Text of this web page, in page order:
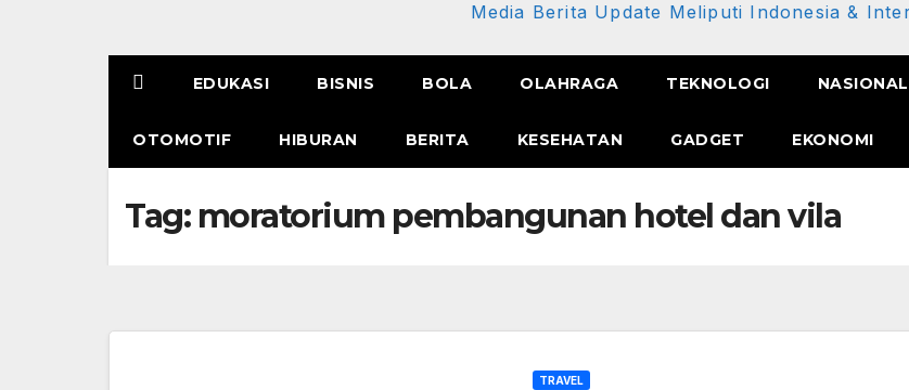
Media Berita Update Meliputi Indonesia &
EDUKASI BISNIS BOLA OLAHRAGA TEKNOLOGI NASIONAL
OTOMOTIF HIBURAN BERITA KESEHATAN GADGET EKONOMI
Tag: moratorium pembangunan hotel dan vila
TRAVEL